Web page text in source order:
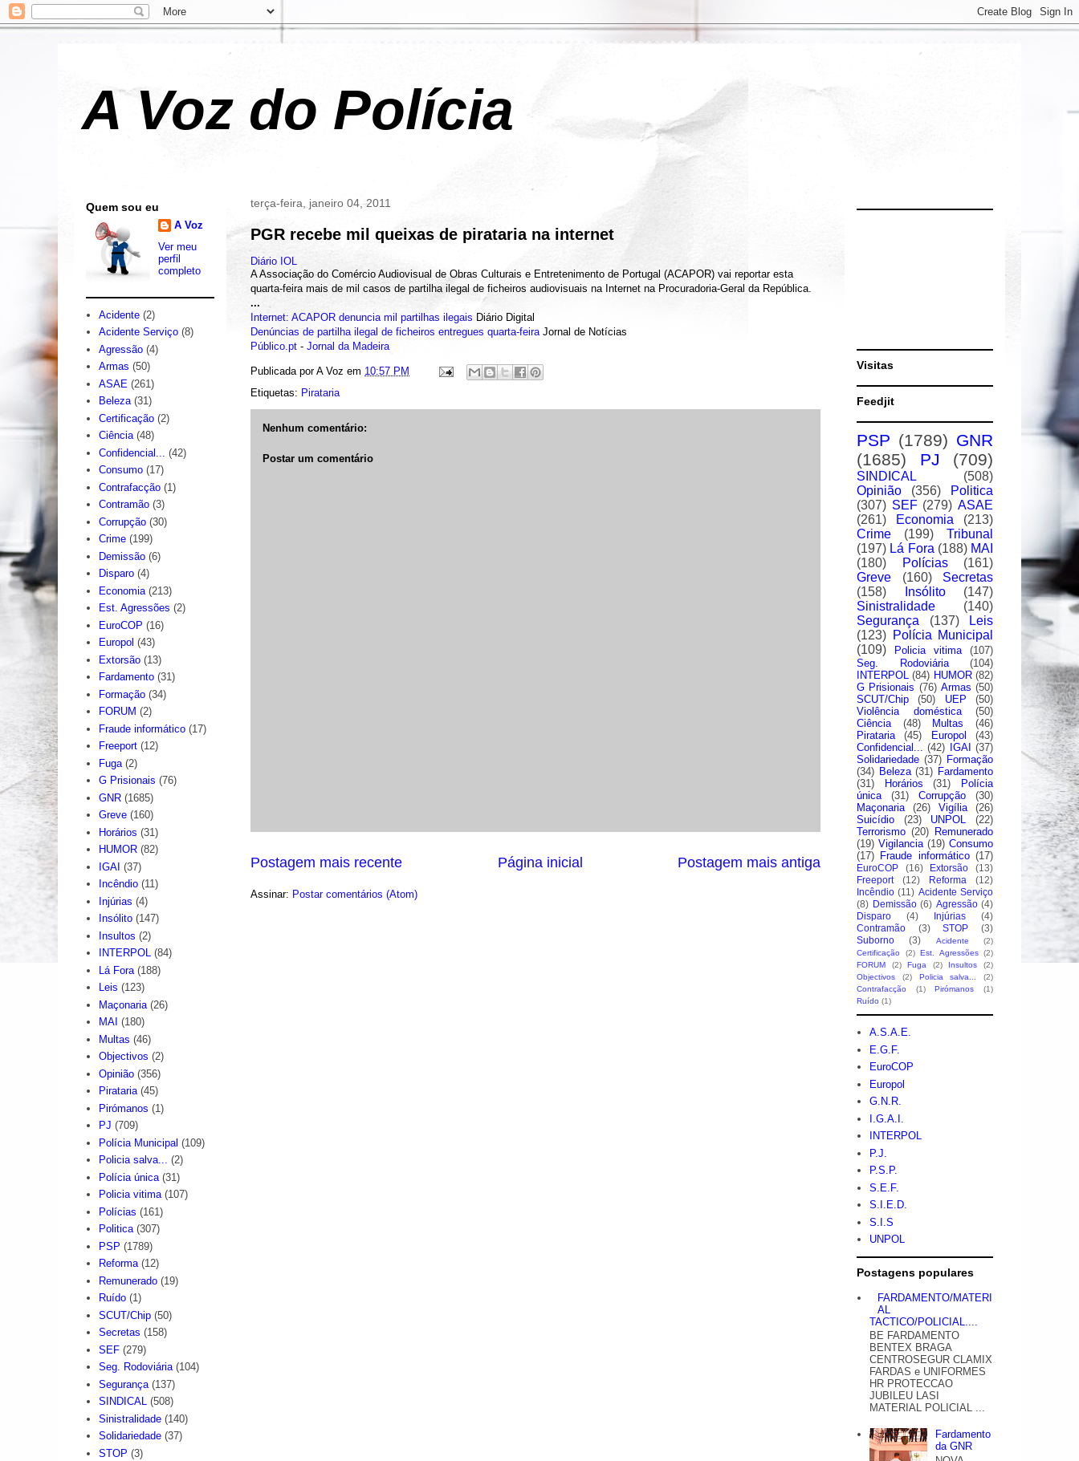
A Voz do Polícia
terça-feira, janeiro 04, 2011
PGR recebe mil queixas de pirataria na internet
Diário IOL
A Associação do Comércio Audiovisual de Obras Culturais e Entretenimento de Portugal (ACAPOR) vai reportar esta
quarta-feira mais de mil casos de partilha ilegal de ficheiros audiovisuais na Internet na Procuradoria-Geral da República.
...
Internet: ACAPOR denuncia mil partilhas ilegais Diário Digital
Denúncias de partilha ilegal de ficheiros entregues quarta-feira Jornal de Notícias
Público.pt - Jornal da Madeira
Publicada porA Voz em 10:57 PM
Etiquetas: Pirataria
Nenhum comentário:
Postar um comentário
Postagem mais recente Postagem mais antiga
Página inicial
Assinar: Postar comentários (Atom)
Quem sou eu
A Voz
Ver meu
perfil
completo
Acidente (2)
Acidente Serviço (8)
Agressão (4)
Armas (50)
ASAE (261)
Beleza (31)
Certificação (2)
Ciência (48)
Confidencial...
(42)
Consumo (17)
Contrafacção (1)
Contramão (3)
Corrupção (30)
Crime (199)
Demissão (6)
Disparo (4)
Economia (213)
Est. Agressões (2)
EuroCOP (16)
Europol (43)
Extorsão (13)
Fardamento (31)
Formação (34)
FORUM (2)
Fraude informático (17)
Freeport (12)
Fuga (2)
G Prisionais (76)
GNR (1685)
Greve (160)
Horários (31)
HUMOR (82)
IGAI (37)
Incêndio (11)
Injúrias (4)
Insólito (147)
Insultos (2)
INTERPOL (84)
Lá Fora (188)
Leis (123)
Maçonaria (26)
MAI (180)
Multas (46)
Objectivos (2)
Opinião (356)
Pirataria (45)
Pirómanos (1)
PJ (709)
Polícia Municipal (109)
Policia salva... (2)
Polícia única (31)
Policia vitima (107)
Polícias (161)
Politica (307)
PSP (1789)
Reforma (12)
Remunerado (19)
Ruído (1)
SCUT/Chip (50)
Secretas (158)
SEF (279)
Seg. Rodoviária (104)
Segurança (137)
SINDICAL (508)
Sinistralidade (140)
Solidariedade (37)
STOP (3)
Visitas
Feedjit
PSP (1789) GNR
(1685)
PJ (709)
SINDICAL
(508)
Opinião
(356)
Politica
(307) SEF (279) ASAE
(261)
Economia
(213)
Crime
(199)
Tribunal
(197) Lá Fora (188) MAI
(180)
Polícias
(161)
Greve
(160)
Secretas
(158)
Insólito
(147)
Sinistralidade
(140)
Segurança
(137)
Leis
(123) Polícia Municipal
(109)
Policia vitima
(107)
Seg. Rodoviária
(104)
INTERPOL (84) HUMOR (82)
G Prisionais (76) Armas (50)
SCUT/Chip
(50) UEP
(50)
Violência doméstica
(50)
Ciência
(48) Multas
(46)
Pirataria
(45) Europol
(43)
Confidencial... (42) IGAI
(37)
Solidariedade (37) Formação
(34) Beleza (31) Fardamento
(31)
Horários (31)
Polícia
única
(31) Corrupção
(30)
Maçonaria
(26) Vigília
(26)
Suicídio
(23) UNPOL
(22)
Terrorismo (20) Remunerado
(19) Vigilancia (19) Consumo
(17) Fraude informático (17)
EuroCOP (16) Extorsão
(13)
Freeport
(12) Reforma
(12)
Incêndio (11) Acidente Serviço
(8) Demissão (6) Agressão (4)
Disparo
(4) Injúrias
(4)
Contramão
(3) STOP
(3)
Suborno
(3) Acidente
(2)
Certificação
(2) Est. Agressões (2)
FORUM
(2) Fuga (2) Insultos
(2)
Objectivos
(2) Policia salva...
(2)
Contrafacção
(1) Pirómanos
(1)
Ruído (1)
A.S.A.E.
E.G.F.
EuroCOP
Europol
G.N.R.
I.G.A.I.
INTERPOL
P.J.
P.S.P.
S.E.F.
S.I.E.D.
S.I.S
UNPOL
Postagens populares
FARDAMENTO/MATERI
AL
TACTICO/POLICIAL....
BE FARDAMENTO
BENTEX BRAGA
CENTROSEGUR CLAMIX
FARDAS e UNIFORMES
HR PROTECCAO
JUBILEU LASI
MATERIAL POLICIAL ...
Fardamento
da GNR